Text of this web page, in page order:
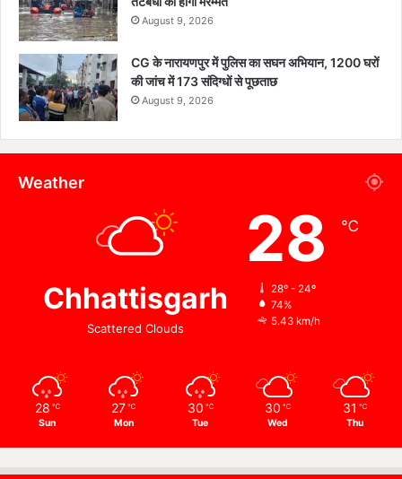
August 9, 2026
CG के नारायणपुर में पुलिस का सघन अभियान, 1200 घरों
की जांच में 173 संदिग्धों से पूछताछ
August 9, 2026
Weather
Chhattisgarh
Scattered Clouds
28 ℃
28º - 24º
74%
5.43 km/h
28 ℃
Sun
27 ℃
Mon
30 ℃
Tue
30 ℃
Wed
31 ℃
Thu